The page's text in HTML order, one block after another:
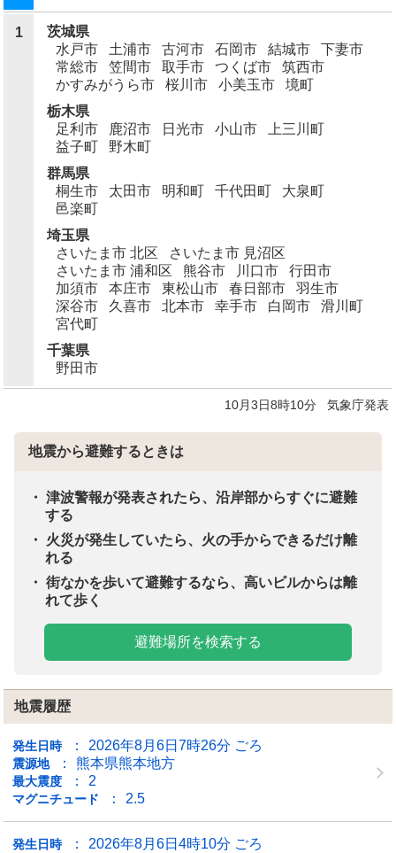
1
茨城県
水戸市
土浦市 古河市 石岡市 結城市
下妻市
常総市
笠間市 取手市 つくば市
筑西市
かすみがうら市
桜川市 小美玉市
境町
栃木県
足利市
鹿沼市 日光市 小山市
上三川町
益子町
野木町
群馬県
桐生市
太田市 明和町 千代田町
大泉町
邑楽町
埼玉県
さいたま市 北区
さいたま市 見沼区
さいたま市 浦和区
熊谷市 川口市
行田市
加須市
本庄市 東松山市 春日部市
羽生市
深谷市
久喜市 北本市 幸手市 白岡市
滑川町
宮代町
千葉県
野田市
10月3日8時10分 気象庁発表
地震から避難するときは
津波警報が発表されたら、沿岸部からすぐに避難
する
火災が発生していたら、火の手からできるだけ離
れる
街なかを歩いて避難するなら、高いビルからは離
れて歩く
避難場所を検索する
地震履歴
発生日時 2026年8月6日7時26分 ごろ
震源地 熊本県熊本地方
最大震度 2
マグニチュード 2.5
発生日時 2026年8月6日4時10分 ごろ